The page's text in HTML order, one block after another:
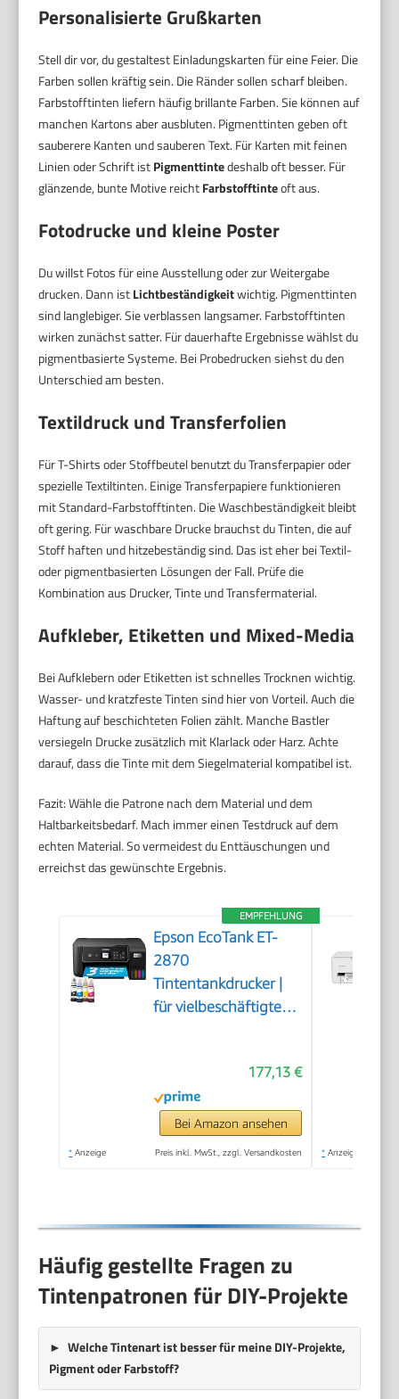
Personalisierte Grußkarten
Stell dir vor, du gestaltest Einladungskarten für eine Feier. Die
Farben sollen kräftig sein. Die Ränder sollen scharf bleiben.
Farbstofftinten liefern häufig brillante Farben. Sie können auf
manchen Kartons aber ausbluten. Pigmenttinten geben oft
sauberere Kanten und sauberen Text. Für Karten mit feinen
Linien oder Schrift istPigmenttintedeshalb oft besser. Für
glänzende, bunte Motive reichtFarbstofftinteoft aus.
Fotodrucke und kleine Poster
Du willst Fotos für eine Ausstellung oder zur Weitergabe
drucken. Dann istLichtbeständigkeitwichtig. Pigmenttinten
sind langlebiger. Sie verblassen langsamer. Farbstofftinten
wirken zunächst satter. Für dauerhafte Ergebnisse wählst du
pigmentbasierte Systeme. Bei Probedrucken siehst du den
Unterschied am besten.
Textildruck und Transferfolien
Für T-Shirts oder Stoffbeutel benutzt du Transferpapier oder
spezielle Textiltinten. Einige Transferpapiere funktionieren
mit Standard-Farbstofftinten. Die Waschbeständigkeit bleibt
oft gering. Für waschbare Drucke brauchst du Tinten, die auf
Stoff haften und hitzebeständig sind. Das ist eher bei Textil-
oder pigmentbasierten Lösungen der Fall. Prüfe die
Kombination aus Drucker, Tinte und Transfermaterial.
Aufkleber, Etiketten und Mixed-Media
Bei Aufklebern oder Etiketten ist schnelles Trocknen wichtig.
Wasser- und kratzfeste Tinten sind hier von Vorteil. Auch die
Haftung auf beschichteten Folien zählt. Manche Bastler
versiegeln Drucke zusätzlich mit Klarlack oder Harz. Achte
darauf, dass die Tinte mit dem Siegelmaterial kompatibel ist.
Fazit: Wähle die Patrone nach dem Material und dem
Haltbarkeitsbedarf. Mach immer einen Testdruck auf dem
echten Material. So vermeidest du Enttäuschungen und
erreichst das gewünschte Ergebnis.
EMPFEHLUNG
Epson EcoTank ET-
2870
Tintentankdrucker |
für vielbeschäftigte
Kopieren, Scannen |
3.7 cm LCD-Display |
inkl. Tinte für bis zu 3
Jahre
177,13 €
Bei Amazon ansehen
* Anzeige Preis inkl. MwSt., zzgl. Versandkosten * Anzeige
Häufig gestellte Fragen zu
Tintenpatronen für DIY-Projekte
Welche Tintenart ist besser für meine DIY-Projekte,
Pigment oder Farbstoff?